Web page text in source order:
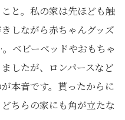
と。私の家は先ほども触
しながら赤ちゃんグッズ
ベビーベッドやおもちゃ
したが、ロンパースなど
本音です。貰ったからに
ちらの家にも角が立たな